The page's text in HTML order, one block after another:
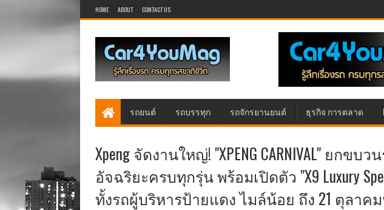
HOME ABOUT CONTACT US
รถยนต์ รถบรรทุก รถจักรยานยนต์ ธุรกิจ การตลาด
Xpeng จัดงานใหญ่! "XPENG CARNIVAL" ยกข
อัจฉริยะครบทุกรุ่น พร้อมเปิดตัว "X9 Luxury
ทั้งรถผู้บริหารป้ายแดง ไมล์น้อย ถึง 21 ตุลาคม